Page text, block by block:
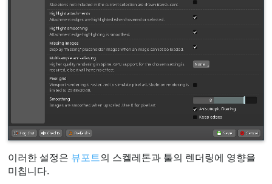
이러한 설정은 뷰포트의 스켈레톤과 툴의 렌더링에 영향을
미칩니다.